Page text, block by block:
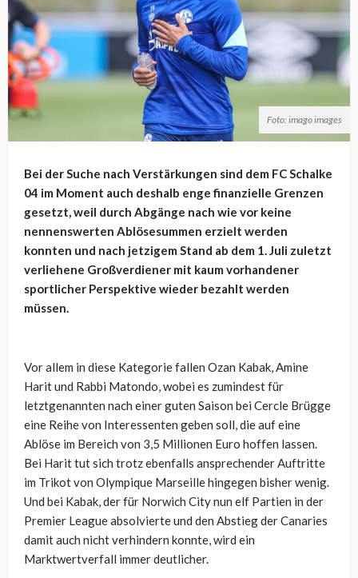
Foto: imago images
Bei der Suche nach Verstärkungen sind dem FC Schalke
04 im Moment auch deshalb enge finanzielle Grenzen
gesetzt, weil durch Abgänge nach wie vor keine
nennenswerten Ablösesummen erzielt werden
konnten und nach jetzigem Stand ab dem 1. Juli zuletzt
verliehene Großverdiener mit kaum vorhandener
sportlicher Perspektive wieder bezahlt werden
müssen.
Vor allem in diese Kategorie fallen Ozan Kabak, Amine
Harit und Rabbi Matondo, wobei es zumindest für
letztgenannten nach einer guten Saison bei Cercle Brügge
eine Reihe von Interessenten geben soll, die auf eine
Ablöse im Bereich von 3,5 Millionen Euro hoffen lassen.
Bei Harit tut sich trotz ebenfalls ansprechender Auftritte
im Trikot von Olympique Marseille hingegen bisher wenig.
Und bei Kabak, der für Norwich City nun elf Partien in der
Premier League absolvierte und den Abstieg der Canaries
damit auch nicht verhindern konnte, wird ein
Marktwertverfall immer deutlicher.